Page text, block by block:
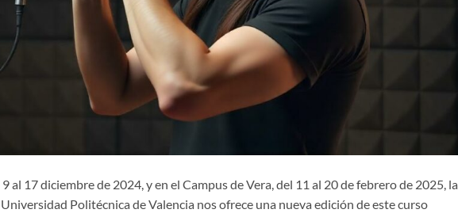
al 17 diciembre de 2024, y en el Campus de Vera, del 11 al 20 de febrero de 2025, la
Politécnica de Valencia nos ofrece una nueva edición de este curso